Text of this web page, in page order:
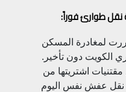
نقل طوارئ فوراً:
لمغادرة المسكن
الكويت دون تأخير.
اشتريتها من
نقل عفش نفس اليوم